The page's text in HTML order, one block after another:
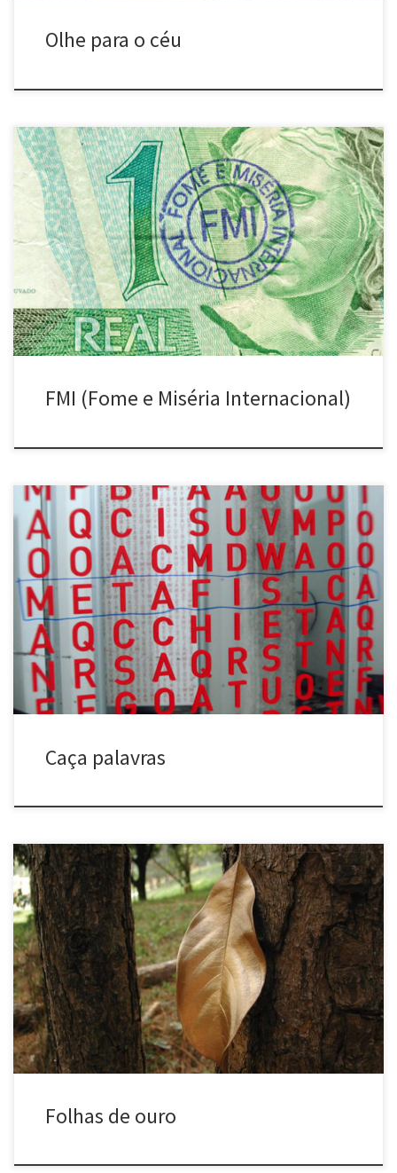
Olhe para o céu
FMI – revisitando Cildo Meireles (entre 2002 e 2006) Diversos locais
e cidades – Brasil e Argentina 1 – Carimbar notas com os dizeres:
“FMI – Fome e Miséria Internacional” 2 – Devolvê-las à circulação
*Este trabalho teve versão em espanhol realizada em 2005 pelo
grupo argentino Pobres Diablos. […]
FMI (Fome e Miséria Internacional)
Caça palavras (2006 e 2010) Belo Horizonte, MG e São Paulo, SP
Caça palavras instalados em portas e espelhos de banheiros.
Word search (2006 and 2010) Belo Horizonte, MG and São Paulo,
SP – Brasil Word search games installed in lavatory’s doors and
mirrors.
Caça palavras
Folhas de ouro (2002) Belo Horizonte, MG e São Carlos, SP Pintar
folhas secas de dourado Colocá-las de volta nas árvores Gold
Leaves (2002) Belo Horizonte, MG and São Carlos, SP Paint dry
leaves in gold Put them back on the trees
Folhas de ouro